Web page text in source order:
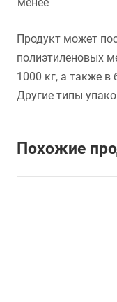
менее
Продукт может
полиэтиленовых
1000 кг, а также в
Другие типы
Похожие